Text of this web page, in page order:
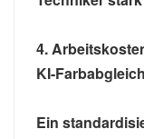
4.
KI-Farbabgleich
Ein